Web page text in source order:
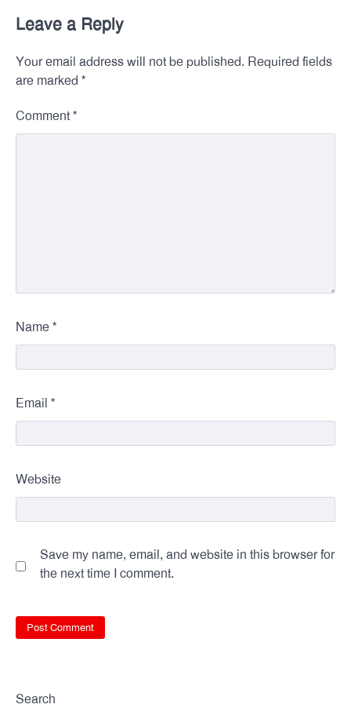
Leave a Reply
Your email address will not be published. Required fields
are marked *
Comment *
Name *
Email *
Website
Save my name, email, and website in this browser for
the next time I comment.
Search